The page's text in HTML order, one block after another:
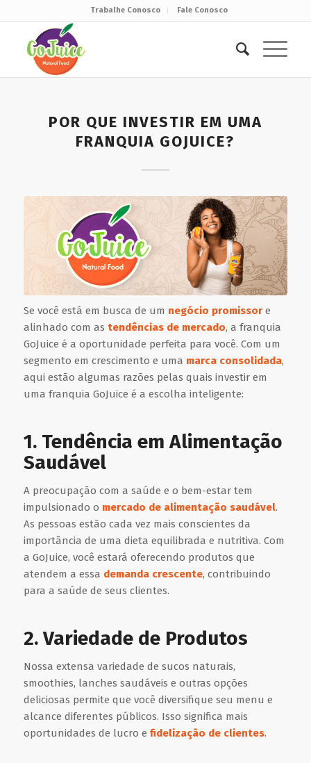
Trabalhe Conosco Fale Conosco
POR QUE INVESTIR EM UMA
FRANQUIA GOJUICE?
Se você está em busca de um negócio promissore
alinhado com as tendências de mercado, a franquia
GoJuice é a oportunidade perfeita para você. Com um
segmento em crescimento e uma marca consolidada,
aqui estão algumas razões pelas quais investir em
uma franquia GoJuice é a escolha inteligente:
1. Tendência em Alimentação
Saudável
A preocupação com a saúde e o bem-estar tem
impulsionado o mercado de alimentação saudável.
As pessoas estão cada vez mais conscientes da
importância de uma dieta equilibrada e nutritiva. Com
a GoJuice, você estará oferecendo produtos que
atendem a essa demanda crescente, contribuindo
para a saúde de seus clientes.
2. Variedade de Produtos
Nossa extensa variedade de sucos naturais,
smoothies, lanches saudáveis e outras opções
deliciosas permite que você diversifique seu menu e
alcance diferentes públicos. Isso significa mais
oportunidades de lucro e fidelização de clientes.